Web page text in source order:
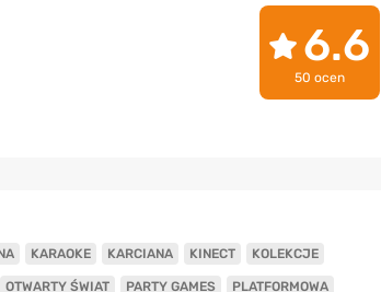
6.6
50 ocen
KARAOKE KARCIANA KINECT KOLEKCJE
OTWARTY ŚWIAT PARTY GAMES PLATFORMOWA